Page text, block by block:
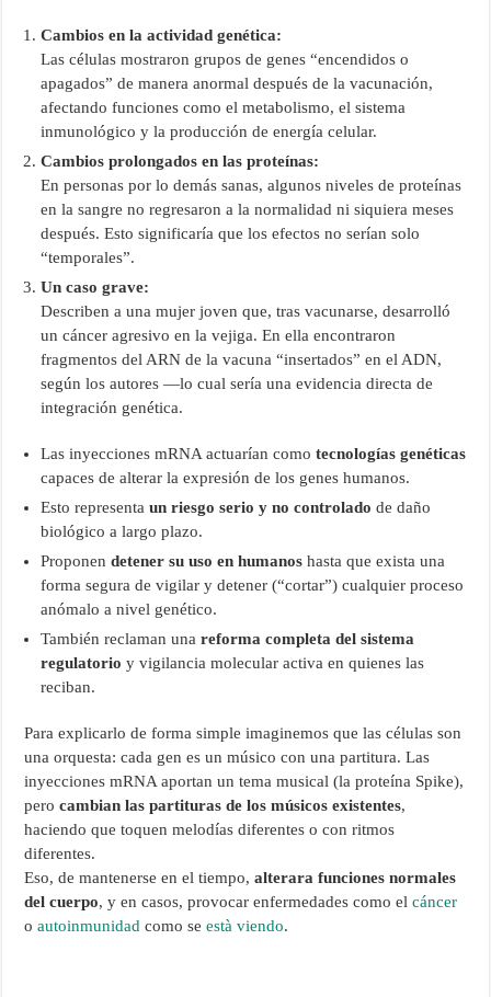
Cambios en la actividad genética:
Las células mostraron grupos de genes “encendidos o
apagados” de manera anormal después de la vacunación,
afectando funciones como el metabolismo, el sistema
inmunológico y la producción de energía celular.
Cambios prolongados en las proteínas:
En personas por lo demás sanas, algunos niveles de proteínas
en la sangre no regresaron a la normalidad ni siquiera meses
después. Esto significaría que los efectos no serían solo
“temporales”.
Un caso grave:
Describen a una mujer joven que, tras vacunarse, desarrolló
un cáncer agresivo en la vejiga. En ella encontraron
fragmentos del ARN de la vacuna “insertados” en el ADN,
según los autores —lo cual sería una evidencia directa de
integración genética.
Las inyecciones mRNA actuarían comotecnologías genéticas
capaces de alterar la expresión de los genes humanos.
Esto representaun riesgo serio y no controlado de daño
biológico a largo plazo.
Proponendetener su uso en humanos hasta que exista una
forma segura de vigilar y detener (“cortar”) cualquier proceso
anómalo a nivel genético.
También reclaman unareforma completa del sistema
regulatorio y vigilancia molecular activa en quienes las
reciban.
Para explicarlo de forma simple imaginemos que las células son
una orquesta: cada gen es un músico con una partitura. Las
inyecciones mRNA aportan un tema musical (la proteína Spike),
perocambian las partituras de los músicos existentes,
haciendo que toquen melodías diferentes o con ritmos
diferentes.
Eso, de mantenerse en el tiempo,alterara funciones normales
del cuerpo, y en casos, provocar enfermedades como elcáncer
oautoinmunidad como seestà viendo.